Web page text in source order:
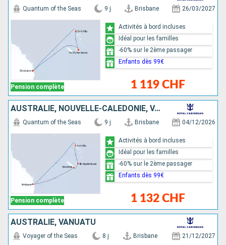
Pension complète
Quantum of the Seas 9 j Brisbane 26/03/2027
1 119 CHF
Activités à bord incluses
Idéal pour les familles
-60% sur le 2ème passager
Enfants dès 99€
AUSTRALIE, NOUVELLE-CALÉDONIE, VANUATU
Pension complète
Quantum of the Seas 9 j Brisbane 04/12/2026
1 132 CHF
Activités à bord incluses
Idéal pour les familles
-60% sur le 2ème passager
Enfants dès 99€
AUSTRALIE, VANUATU
Voyager of the Seas 8 j Brisbane 21/12/2027